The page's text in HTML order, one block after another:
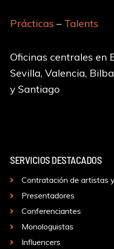
Prácticas – Talents
Oficinas centrales en
Sevilla, Valencia,
y Santiago
SERVICIOS DESTACADOS
Contratación de artistas
Presentadores
Conferenciantes
Monologuistas
Influencers